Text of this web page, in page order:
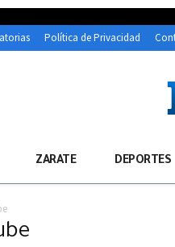
Política de Privacidad
ZARATE DEPORTES